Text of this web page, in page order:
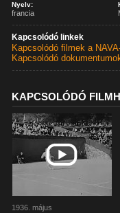
Nyelv:
francia
Kapcsolódó linkek
Kapcsolódó filmek a
Kapcsolódó
KAPCSOLÓDÓ
1936. május